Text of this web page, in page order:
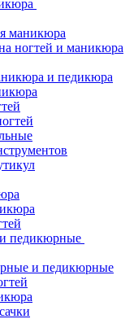
маникюра
ногтей и маникюра
и педикюра
педикюрные
и педикюрные